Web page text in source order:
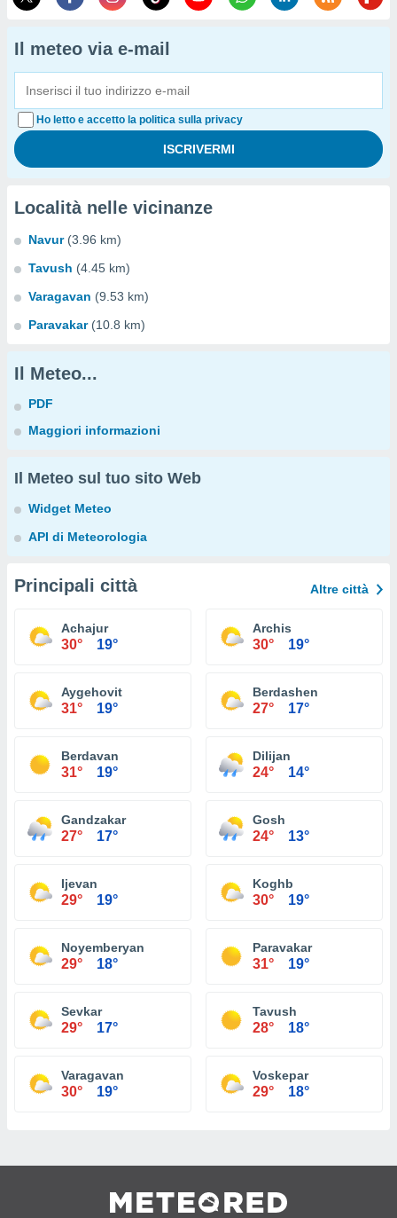
Il meteo via e-mail
Ho letto e accetto la politica sulla privacy
Località nelle vicinanze
Navur (3.96 km)
Tavush (4.45 km)
Varagavan (9.53 km)
Paravakar (10.8 km)
Il Meteo...
PDF
Maggiori informazioni
Il Meteo sul tuo sito Web
Widget Meteo
API di Meteorologia
Principali città Altre città
Achajur
30° 19°
Archis
30° 19°
Aygehovit
31° 19°
Berdashen
27° 17°
Berdavan
31° 19°
Dilijan
24° 14°
Gandzakar
27° 17°
Gosh
24° 13°
Ijevan
29° 19°
Koghb
30° 19°
Noyemberyan
29° 18°
Paravakar
31° 19°
Sevkar
29° 17°
Tavush
28° 18°
Varagavan
30° 19°
Voskepar
29° 18°